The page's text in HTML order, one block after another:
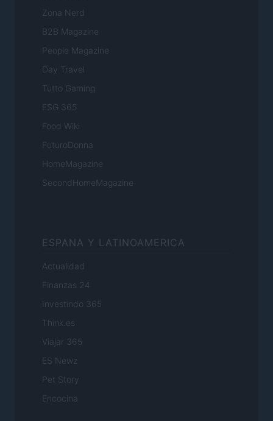
Zona Nerd
B2B Magazine
People Magazine
Day Travel
Tutto Gaming
ESG 365
Food Wiki
FuturoDonna
HomeMagazine
SecondHomeMagazine
ESPANA Y LATINOAMERICA
Actualidad
Finanzas 24
Investindo 365
Think.es
Viajar 365
ES Newz
Pet Story
Encocina